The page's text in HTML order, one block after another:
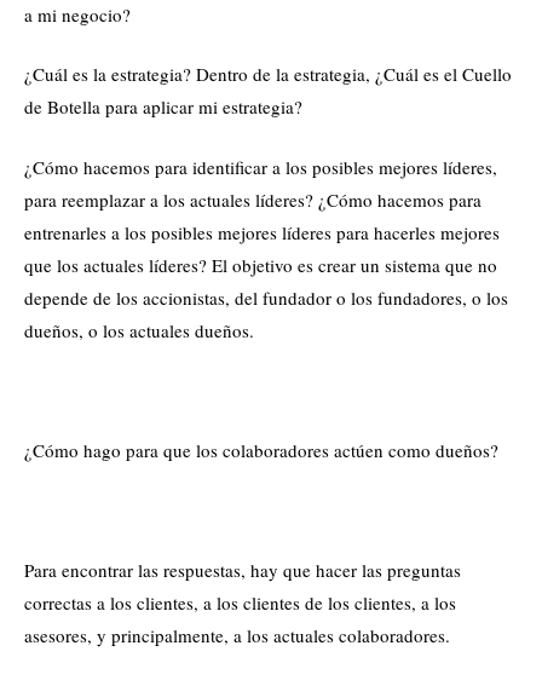
a mi negocio?
¿Cuál es la estrategia? Dentro de la estrategia, ¿Cuál es el Cuello
de Botella para aplicar mi estrategia?
¿Cómo hacemos para identificar a los posibles mejores líderes,
para reemplazar a los actuales líderes? ¿Cómo hacemos para
entrenarles a los posibles mejores líderes para hacerles mejores
que los actuales líderes? El objetivo es crear un sistema que no
depende de los accionistas, del fundador o los fundadores, o los
dueños, o los actuales dueños.
¿Cómo hago para que los colaboradores actúen como dueños?
Para encontrar las respuestas, hay que hacer las preguntas
correctas a los clientes, a los clientes de los clientes, a los
asesores, y principalmente, a los actuales colaboradores.